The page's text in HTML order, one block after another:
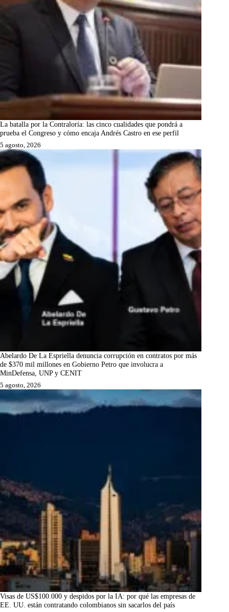
La batalla por la Contraloría: las cinco cualidades que pondrá a
prueba el Congreso y cómo encaja Andrés Castro en ese perfil
5 agosto, 2026
Abelardo De La Espriella denuncia corrupción en contratos por más
de $370 mil millones en Gobierno Petro que involucra a
MinDefensa, UNP y CENIT
5 agosto, 2026
Visas de US$100.000 y despidos por la IA: por qué las empresas de
EE. UU. están contratando colombianos sin sacarlos del país